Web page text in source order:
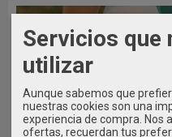
Servicios que
utilizar
Aunque sabemos que
nuestras cookies son una
experiencia de compra. Nos
ofertas, recuerdan tus